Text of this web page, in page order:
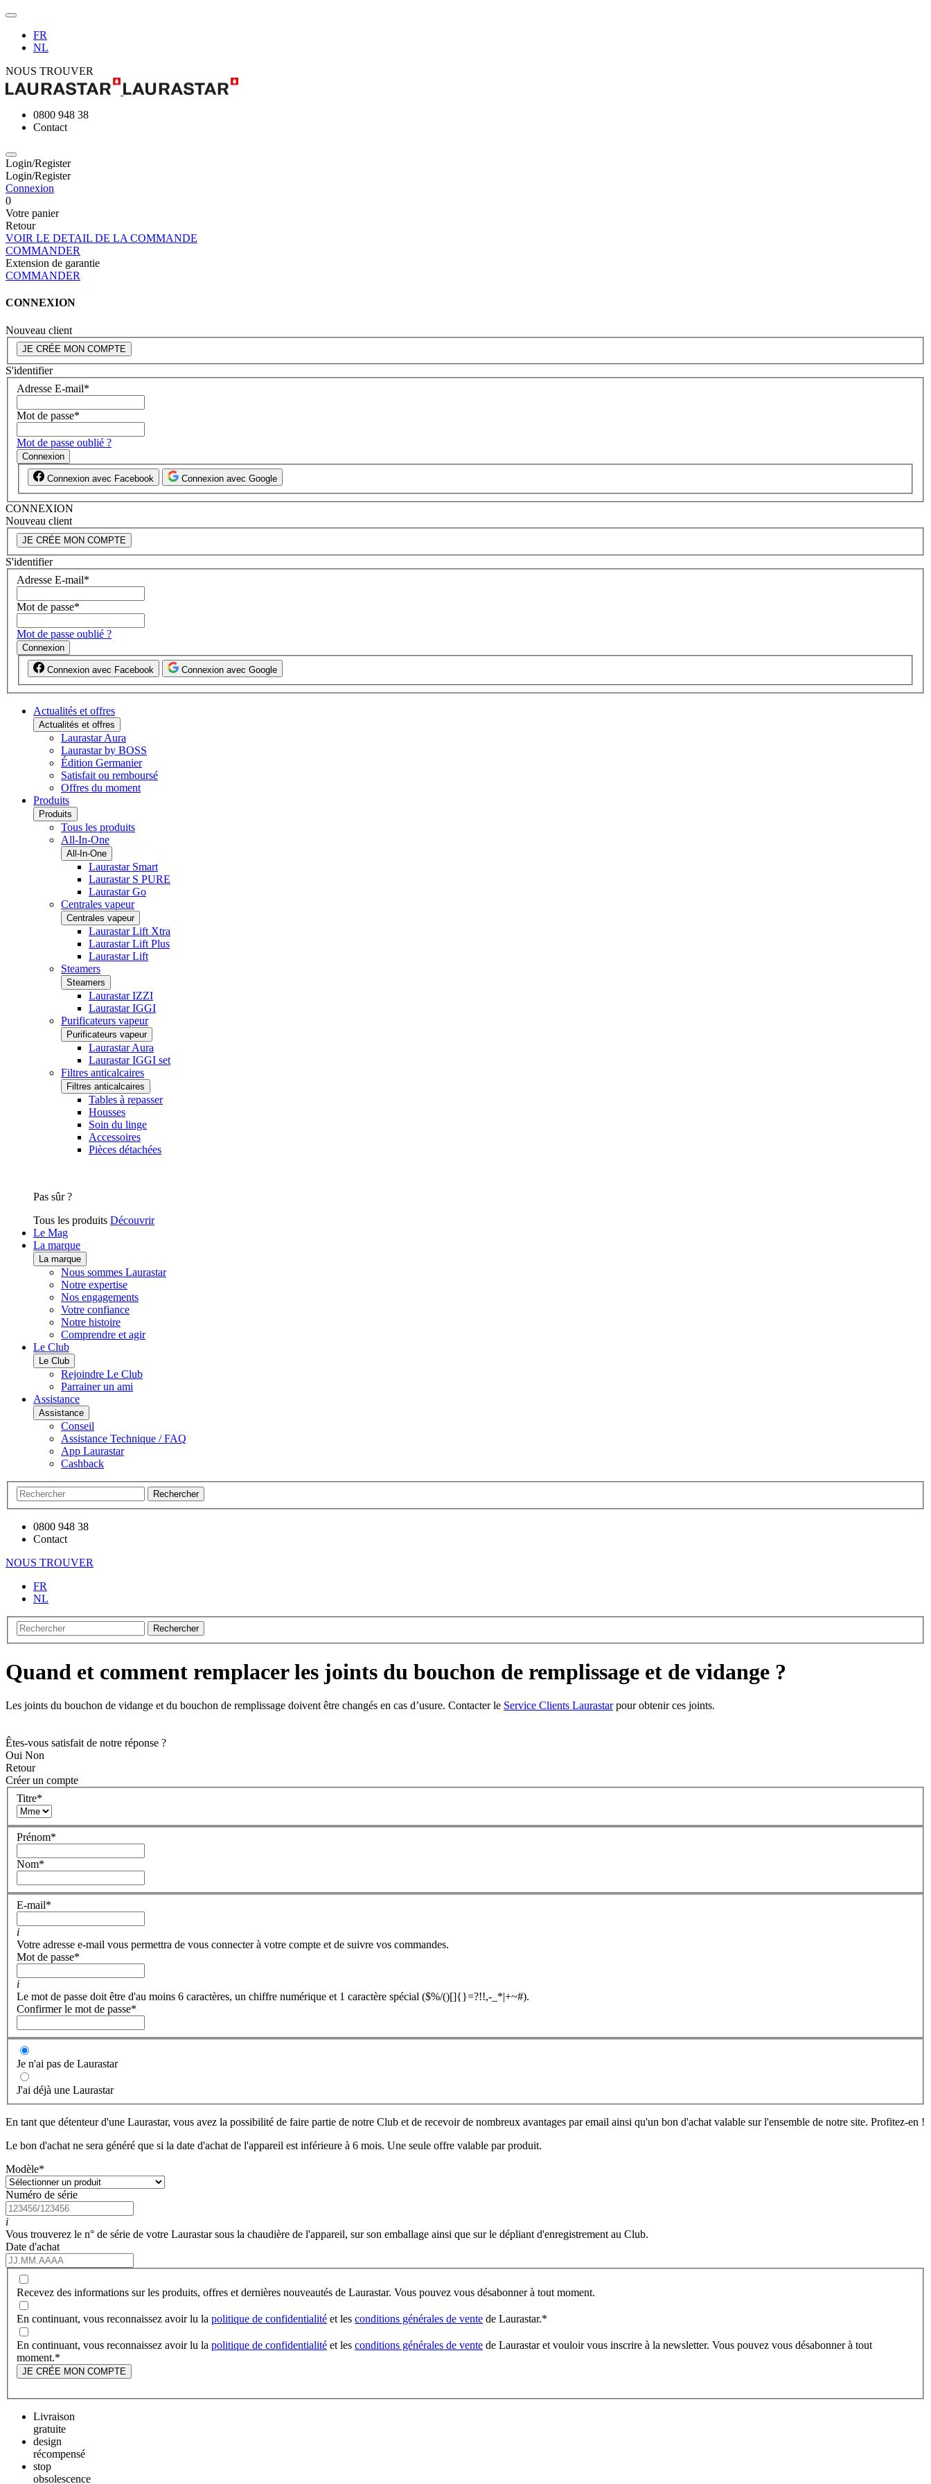
FR
NL
NOUS TROUVER
0800 948 38
Contact
Login/Register
Login/Register
Connexion
0
Votre panier
Retour
VOIR LE DETAIL DE LA COMMANDE
COMMANDER
Extension de garantie
COMMANDER
CONNEXION
Nouveau client
JE CRÉE MON COMPTE
S'identifier
Adresse E-mail*
Mot de passe*
Mot de passe oublié ?
Connexion
Connexion avec Facebook Connexion avec Google
CONNEXION
Nouveau client
JE CRÉE MON COMPTE
S'identifier
Adresse E-mail*
Mot de passe*
Mot de passe oublié ?
Connexion
Connexion avec Facebook Connexion avec Google
Actualités et offres
Actualités et offres
Laurastar Aura
Laurastar by BOSS
Édition Germanier
Satisfait ou remboursé
Offres du moment
Produits
Produits
Tous les produits
All-In-One
All-In-One
Laurastar Smart
Laurastar S PURE
Laurastar Go
Centrales vapeur
Centrales vapeur
Laurastar Lift Xtra
Laurastar Lift Plus
Laurastar Lift
Steamers
Steamers
Laurastar IZZI
Laurastar IGGI
Purificateurs vapeur
Purificateurs vapeur
Laurastar Aura
Laurastar IGGI set
Filtres anticalcaires
Filtres anticalcaires
Tables à repasser
Housses
Soin du linge
Accessoires
Pièces détachées
Pas sûr ?
Tous les produits Découvrir
Le Mag
La marque
La marque
Nous sommes Laurastar
Notre expertise
Nos engagements
Votre confiance
Notre histoire
Comprendre et agir
Le Club
Le Club
Rejoindre Le Club
Parrainer un ami
Assistance
Assistance
Conseil
Assistance Technique / FAQ
App Laurastar
Cashback
Rechercher
0800 948 38
Contact
NOUS TROUVER
FR
NL
Rechercher
Quand et comment remplacer les joints du bouchon de remplissage et de vidange ?
Les joints du bouchon de vidange et du bouchon de remplissage doivent être changés en cas d’usure. Contacter le Service Clients Laurastarpour obtenir ces joints.
Êtes-vous satisfait de notre réponse ?
Oui Non
Retour
Créer un compte
Titre*
Prénom*
Nom*
E-mail*
i
Votre adresse e-mail vous permettra de vous connecter à votre compte et de suivre vos commandes.
Mot de passe*
i
Le mot de passe doit être d'au moins 6 caractères, un chiffre numérique et 1 caractère spécial ($%/()[]{}=?!!,-_*|+~#).
Confirmer le mot de passe*
Je n'ai pas de Laurastar
J'ai déjà une Laurastar
En tant que détenteur d'une Laurastar, vous avez la possibilité de faire partie de notre Club et de recevoir de nombreux avantages par email ainsi qu'un bon d'achat valable sur l'ensemble de notre site. Profitez-en !
Le bon d'achat ne sera généré que si la date d'achat de l'appareil est inférieure à 6 mois. Une seule offre valable par produit.
Modèle*
Numéro de série
i
Vous trouverez le n° de série de votre Laurastar sous la chaudière de l'appareil, sur son emballage ainsi que sur le dépliant d'enregistrement au Club.
Date d'achat
Recevez des informations sur les produits, offres et dernières nouveautés de Laurastar. Vous pouvez vous désabonner à tout moment.
En continuant, vous reconnaissez avoir lu la politique de confidentialité et les conditions générales de vente de Laurastar.*
En continuant, vous reconnaissez avoir lu la politique de confidentialité et les conditions générales de vente de Laurastar et vouloir vous inscrire à la newsletter. Vous pouvez vous désabonner à tout
moment.*
JE CRÉE MON COMPTE
Livraison
gratuite
design
récompensé
stop
obsolescence